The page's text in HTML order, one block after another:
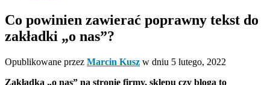
Co powinien zawierać poprawny tekst do
zakładki „o nas”?
Opublikowane przez Marcin Kusz w dniu 5 lutego, 2022
Zakładka „o nas” na stronie firmy, sklepu czy bloga to